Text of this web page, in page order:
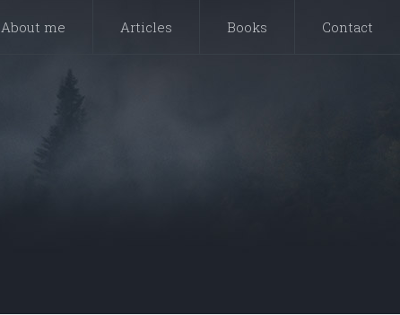
About me Articles Books Contact